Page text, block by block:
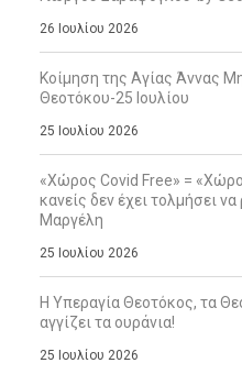
26 Ιουλίου 2026
Κοίμηση της Αγίας Άννας
Θεοτόκου-25 Ιουλίου
25 Ιουλίου 2026
«Χώρος Covid Free» =
κανείς δεν έχει τολμήσει
Μαργέλη
25 Ιουλίου 2026
Η Υπεραγία Θεοτόκος, τα
αγγίζει τα ουράνια!
25 Ιουλίου 2026